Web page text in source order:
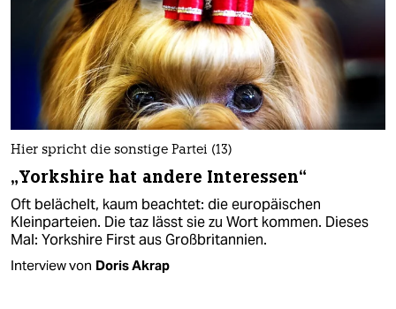
Hier spricht die sonstige Partei (13)
„Yorkshire hat andere Interessen“
Oft belächelt, kaum beachtet: die europäischen
Kleinparteien. Die taz lässt sie zu Wort kommen. Dieses
Mal: Yorkshire First aus Großbritannien.
Interview von Doris Akrap